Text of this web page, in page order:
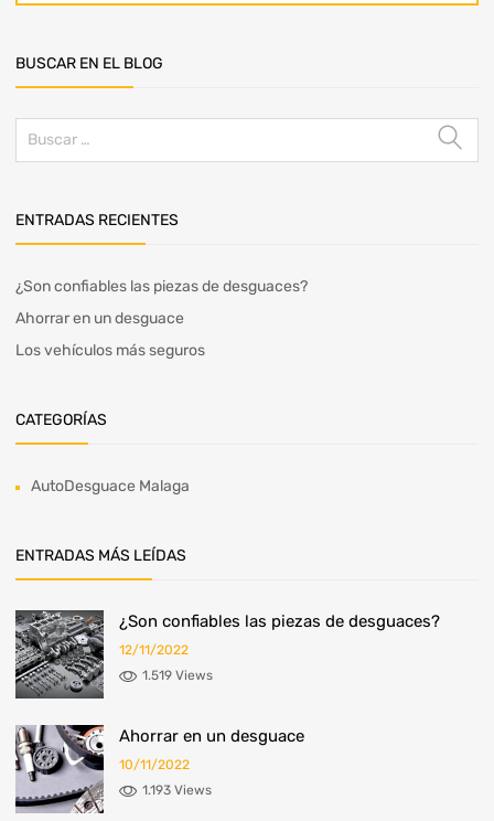
BUSCAR EN EL BLOG
ENTRADAS RECIENTES
¿Son confiables las piezas de desguaces?
Ahorrar en un desguace
Los vehículos más seguros
CATEGORÍAS
AutoDesguace Malaga
ENTRADAS MÁS LEÍDAS
¿Son confiables las piezas de desguaces?
12/11/2022
1.519 Views
Ahorrar en un desguace
10/11/2022
1.193 Views